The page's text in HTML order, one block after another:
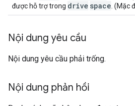
được hỗ trợ trong drive space . (Mặc
Nội dung yêu cầu
Nội dung yêu cầu phải trống.
Nội dung phản hồi